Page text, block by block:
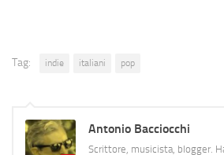
Tag: indie italiani pop
Antonio Bacciocchi
Scrittore, musicista, blogger.